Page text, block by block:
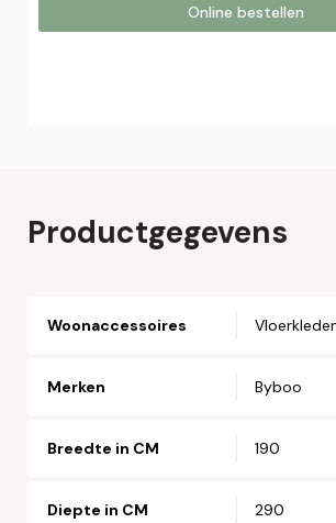
Online bestellen
Postcode*
Productgegevens
Woonaccessoires
Merken Byboo
Breedte in CM 190
Diepte in CM 290